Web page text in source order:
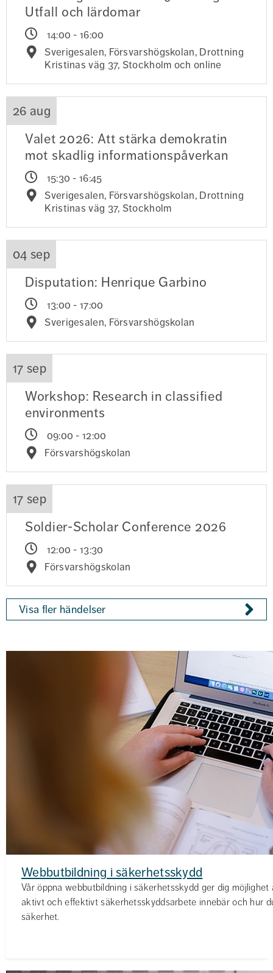
Utfall och lärdomar
14:00 - 16:00
Sverigesalen, Försvarshögskolan, Drottning
Kristinas väg 37, Stockholm och online
26 aug
Valet 2026: Att stärka demokratin
mot skadlig informationspåverkan
15:30 - 16:45
Sverigesalen, Försvarshögskolan, Drottning
Kristinas väg 37, Stockholm
04 sep
Disputation: Henrique Garbino
13:00 - 17:00
Sverigesalen, Försvarshögskolan
17 sep
Workshop: Research in classified
environments
09:00 - 12:00
Försvarshögskolan
17 sep
Soldier-Scholar Conference 2026
12:00 - 13:30
Försvarshögskolan
Visa fler händelser
Webbutbildning i säkerhetsskydd
Vår öppna webbutbildning i säkerhetsskydd ger dig
aktivt och effektivt säkerhetsskyddsarbete innebär och hur
säkerhet.